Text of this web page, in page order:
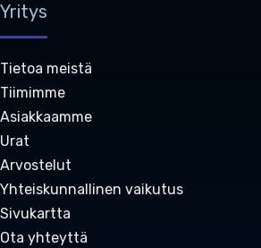
Yritys
Tietoa meistä
Tiimimme
Asiakkaamme
Urat
Arvostelut
Yhteiskunnallinen vaikutus
Sivukartta
Ota yhteyttä